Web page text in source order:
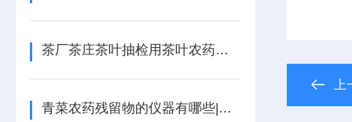
茶厂茶庄茶叶抽检用茶叶农药残留检测仪，快速筛查茶叶农残含量
青菜农药残留物的仪器有哪些|天研仪器推荐